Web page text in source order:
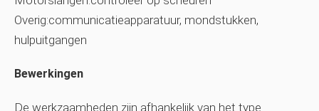
Overig:communicatieapparatuur, mondstukken,
hulpuitgangen
Bewerkingen
De werkzaamheden zijn afhankelijk van het type